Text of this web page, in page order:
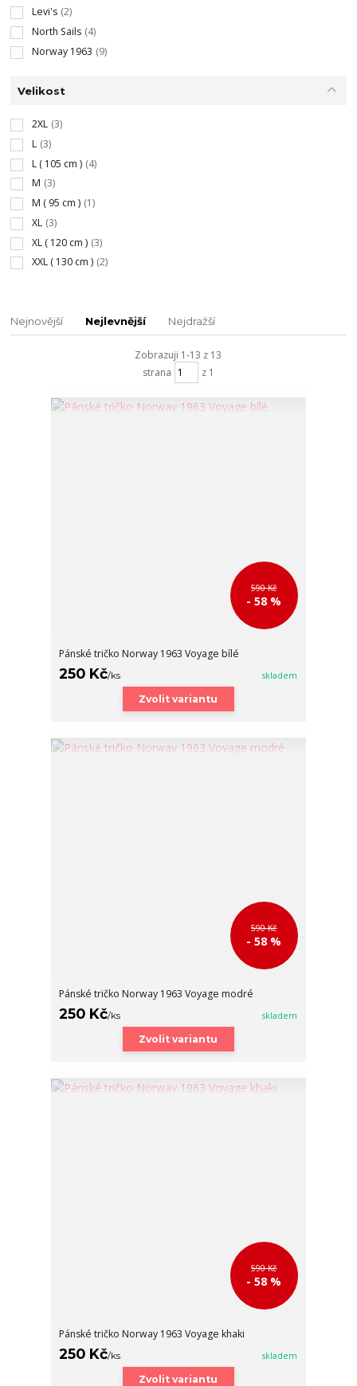
Levi's (2)
North Sails (4)
Norway 1963 (9)
Velikost
2XL (3)
L (3)
L ( 105 cm ) (4)
M (3)
M ( 95 cm ) (1)
XL (3)
XL ( 120 cm ) (3)
XXL ( 130 cm ) (2)
Nejnovější Nejlevnější Nejdražší
Zobrazuji 1-13 z 13
strana
z 1
590 Kč
- 58 %
Pánské tričko Norway 1963 Voyage bílé
250 Kč/ks skladem
Zvolit variantu
590 Kč
- 58 %
Pánské tričko Norway 1963 Voyage modré
250 Kč/ks skladem
Zvolit variantu
590 Kč
- 58 %
Pánské tričko Norway 1963 Voyage khaki
250 Kč/ks skladem
Zvolit variantu